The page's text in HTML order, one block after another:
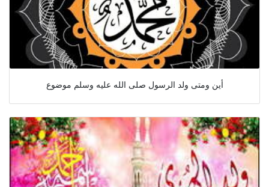
أين ومتى ولد الرسول صلى الله عليه وسلم موضوع